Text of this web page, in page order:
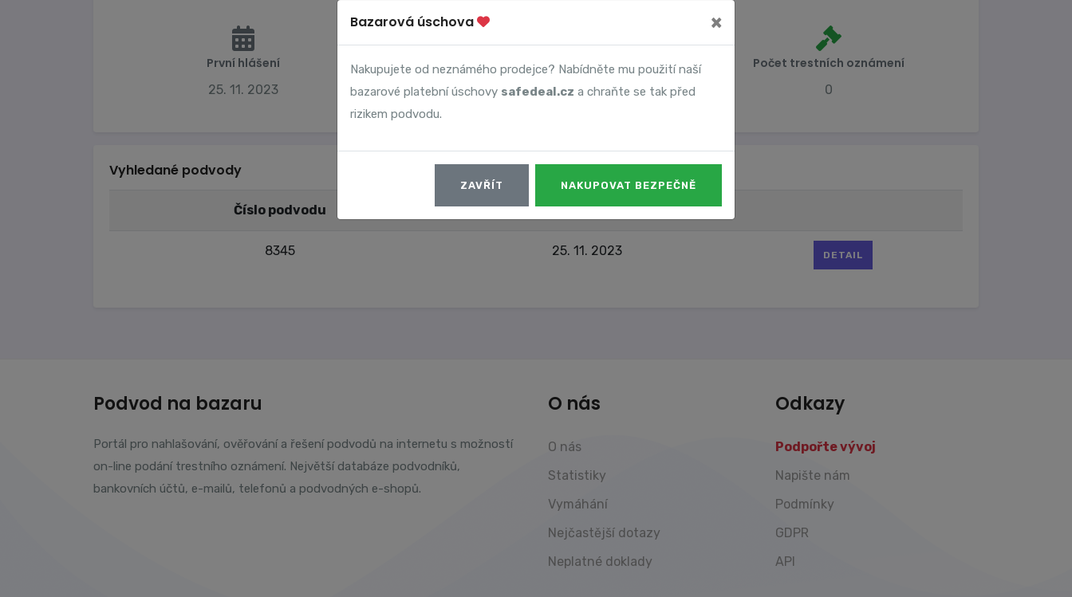
První hlášení
25. 11. 2023
Majitel účtu
Adéla Frgalová
Počet trestních oznámení
0
Vyhledané podvody
Číslo podvodu Datum
8345 25. 11. 2023 DETAIL
Podvod na bazaru
Portál pro nahlašování, ověřování a řešení podvodů na internetu s možností
on-line podání trestního oznámení. Největší databáze podvodníků,
bankovních účtů, e-mailů, telefonů a podvodných e-shopů.
O nás
O nás
Statistiky
Vymáhání
Nejčastější dotazy
Neplatné doklady
Odkazy
Podpořte vývoj
Napište nám
Podmínky
GDPR
API
Bazarová úschova ×
Nakupujete od neznámého prodejce? Nabídněte mu použití naší
bazarové platební úschovy safedeal.cz a chraňte se tak před
rizikem podvodu.
ZAVŘÍT NAKUPOVAT BEZPEČNĚ